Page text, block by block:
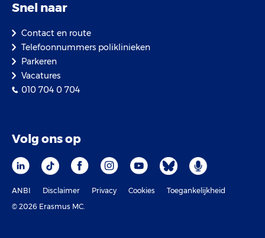
Snel naar
Contact en route
Telefoonnummers poliklinieken
Parkeren
Vacatures
010 704 0 704
Volg ons op
ANBI Disclaimer Privacy Cookies
Toegankelijkheid
© 2026 Erasmus MC.